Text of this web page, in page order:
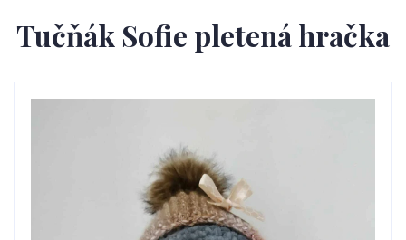
Tučňák Sofie pletená hračka